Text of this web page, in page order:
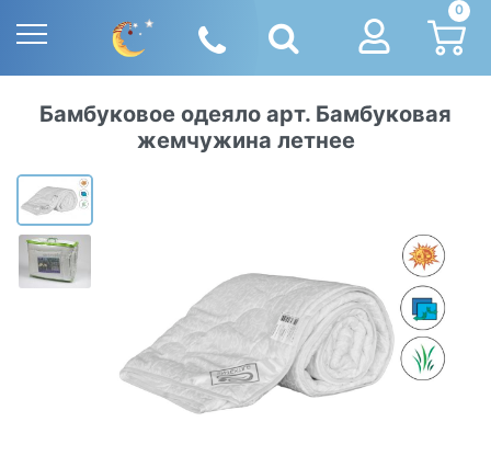
0
Бамбуковое одеяло арт. Бамбуковая
жемчужина летнее